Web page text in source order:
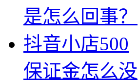
是怎么回事？
抖音小店500
保证金怎么没